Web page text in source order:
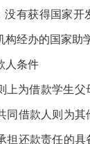
没有获得国家开
经办的国家助
人条件
上为借款学生父
同借款人则为其
担还款责任的具